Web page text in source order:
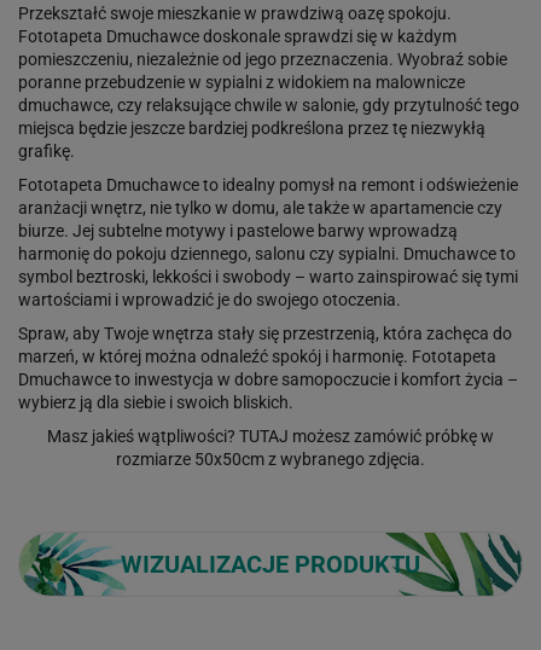
Przekształć swoje mieszkanie w prawdziwą oazę spokoju.
Fototapeta Dmuchawce doskonale sprawdzi się w każdym
pomieszczeniu, niezależnie od jego przeznaczenia. Wyobraź sobie
poranne przebudzenie w sypialni z widokiem na malownicze
dmuchawce, czy relaksujące chwile w salonie, gdy przytulność tego
miejsca będzie jeszcze bardziej podkreślona przez tę niezwykłą
grafikę.
Fototapeta Dmuchawce to idealny pomysł na remont i odświeżenie
aranżacji wnętrz, nie tylko w domu, ale także w apartamencie czy
biurze. Jej subtelne motywy i pastelowe barwy wprowadzą
harmonię do pokoju dziennego, salonu czy sypialni. Dmuchawce to
symbol beztroski, lekkości i swobody – warto zainspirować się tymi
wartościami i wprowadzić je do swojego otoczenia.
Spraw, aby Twoje wnętrza stały się przestrzenią, która zachęca do
marzeń, w której można odnaleźć spokój i harmonię. Fototapeta
Dmuchawce to inwestycja w dobre samopoczucie i komfort życia –
wybierz ją dla siebie i swoich bliskich.
Masz jakieś wątpliwości? TUTAJ możesz zamówić próbkę w
rozmiarze 50x50cm z wybranego zdjęcia.
WIZUALIZACJE PRODUKTU